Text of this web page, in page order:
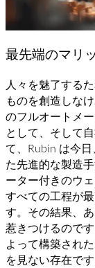
最先端のマリ
人々を魅了する
ものを創造しな
のフルオートメ
として、そして
て、Rubin は今
た先進的な製造
ーター付きのウ
すべての工程が
す。その結果、
惹きつけるので
よって構築され
を見ない存在です